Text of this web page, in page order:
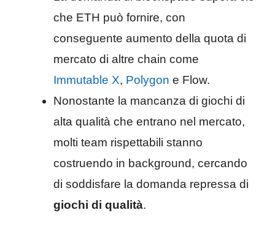
che ETH può fornire, con
conseguente aumento della quota di
mercato di altre chain come
Immutable X, Polygon e Flow.
Nonostante la mancanza di giochi di
alta qualità che entrano nel mercato,
molti team rispettabili stanno
costruendo in background, cercando
di soddisfare la domanda repressa di
giochi di qualità.